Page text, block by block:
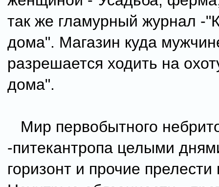
так же гламурный журнал -
дома". Магазин куда
разрешается ходить на
дома".
Мир первобытного
-питекантропа целыми
горизонт и прочие